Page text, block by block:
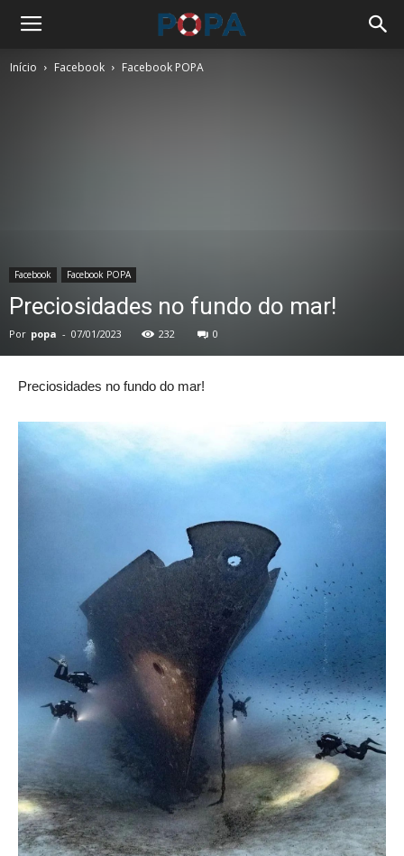
Início Facebook Facebook POPA
Facebook Facebook POPA
Preciosidades no fundo do mar!
Por popa - 07/01/2023 232 0
Preciosidades no fundo do mar!